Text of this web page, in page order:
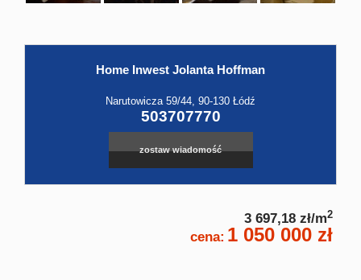
Home Inwest Jolanta Hoffman
Narutowicza 59/44, 90-130 Łódź
503707770
zostaw wiadomość
3 697,18 zł/m2
cena: 1 050 000 zł